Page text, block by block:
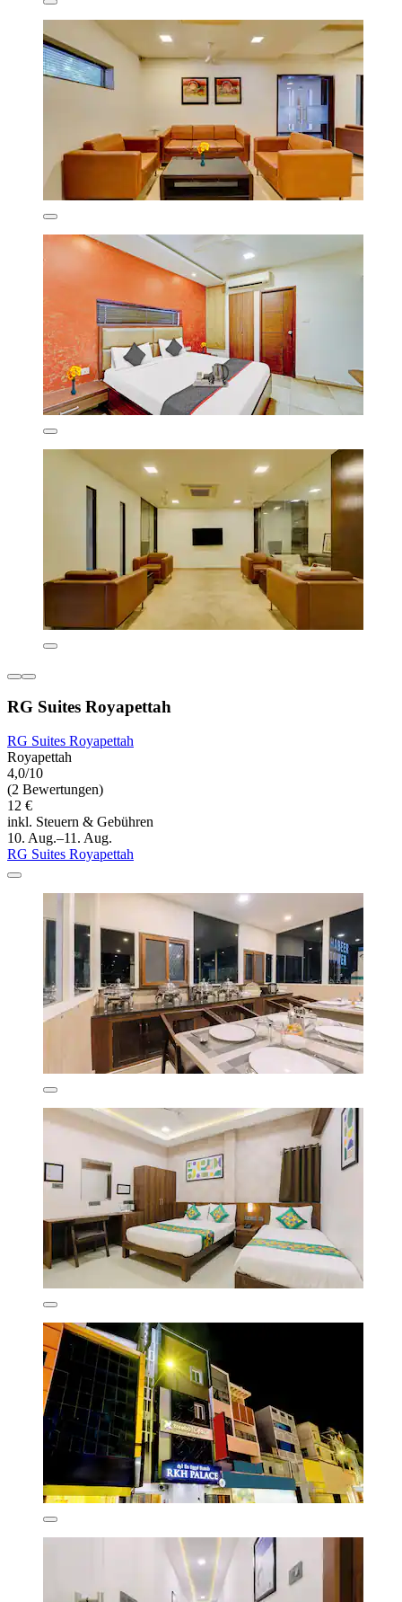
RG Suites Royapettah
RG Suites Royapettah
Royapettah
4,0/10
(2 Bewertungen)
12 €
inkl. Steuern & Gebühren
10. Aug.–11. Aug.
RG Suites Royapettah